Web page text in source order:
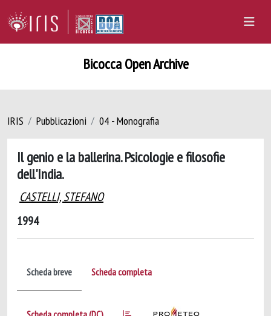
Bicocca Open Archive
IRIS Pubblicazioni 04 - Monografia
Il genio e la ballerina. Psicologie e filosofie
dell'India.
CASTELLI, STEFANO
1994
Scheda breve Scheda completa